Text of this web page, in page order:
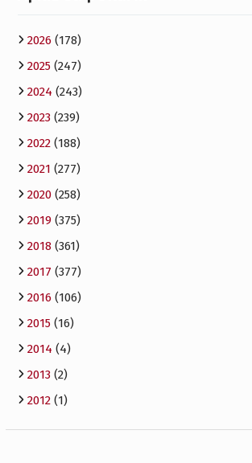
2026(178)
2025(247)
2024 (243)
2023(239)
2022(188)
2021 (277)
2020(258)
2019(375)
2018(361)
2017 (377)
2016(106)
2015(16)
2014 (4)
2013(2)
2012(1)